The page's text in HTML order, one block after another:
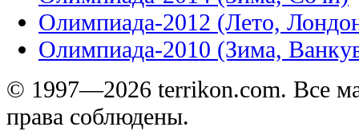
Олимпиада-2012 (Лето,
Олимпиада-2010 (Зима,
© 1997—2026 terrikon.com. Все
права соблюдены.